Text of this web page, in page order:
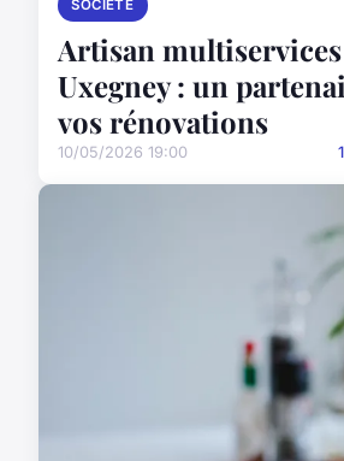
SOCIÉTÉ
Artisan multiservices
Uxegney : un
vos rénovations
10/05/2026 19:00